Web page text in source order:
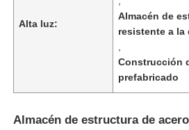
Alta luz:
Almacén de
resistente a la
Construcción
prefabricado
Almacén de estructura de